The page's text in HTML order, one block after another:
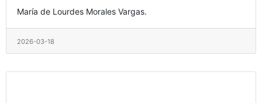
María de Lourdes Morales Vargas.
2026-03-18